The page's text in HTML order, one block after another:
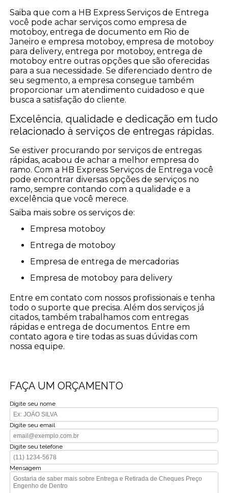
Saiba que com a HB Express Serviços de Entrega
você pode achar serviços como empresa de
motoboy, entrega de documento em Rio de
Janeiro e empresa motoboy, empresa de motoboy
para delivery, entrega por motoboy, entrega de
motoboy entre outras opções que são oferecidas
para a sua necessidade. Se diferenciado dentro de
seu segmento, a empresa consegue também
proporcionar um atendimento cuidadoso e que
busca a satisfação do cliente.
Excelência, qualidade e dedicação em tudo
relacionado à serviços de entregas rápidas.
Se estiver procurando por serviços de entregas
rápidas, acabou de achar a melhor empresa do
ramo. Com a HB Express Serviços de Entrega você
pode encontrar diversas opções de serviços no
ramo, sempre contando com a qualidade e a
excelência que você merece.
Saiba mais sobre os serviços de:
empresa motoboy
entrega de motoboy
empresa de entrega de mercadorias
empresa de motoboy para delivery
Entre em contato com nossos profissionais e tenha
todo o suporte que precisa. Além dos serviços já
citados, também trabalhamos com entregas
rápidas e entrega de documentos. Entre em
contato agora e tire todas as suas dúvidas com
nossa equipe.
FAÇA UM ORÇAMENTO
Digite seu nome
Digite seu email
Digite seu telefone
Mensagem